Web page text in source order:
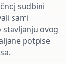
sudbini
sami
stavljanju ovog
potpise